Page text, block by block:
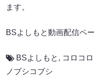
ます。
BSよしもと動画配信ペ
BSよしもと , コロコ
ノブシコブシ